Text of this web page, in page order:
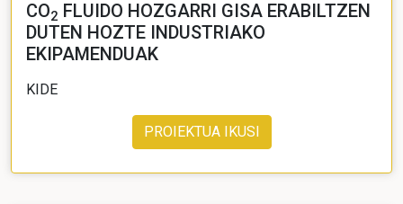
CO2 FLUIDO HOZGARRI GISA ERABILTZEN
DUTEN HOZTE INDUSTRIAKO
EKIPAMENDUAK
KIDE
PROIEKTUA IKUSI